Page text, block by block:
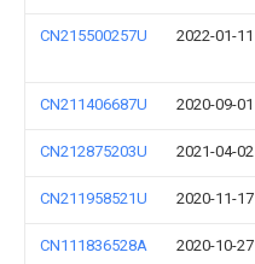
CN215500257U 2022-01-11
CN211406687U 2020-09-01
CN212875203U 2021-04-02
CN211958521U 2020-11-17
CN111836528A 2020-10-27